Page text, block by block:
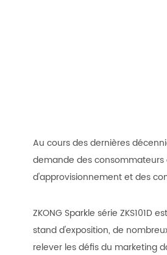
Au cours des dernières
demande des
d'approvisionnement et des
ZKONG Sparkle série
stand d'exposition, de
relever les défis du marketing